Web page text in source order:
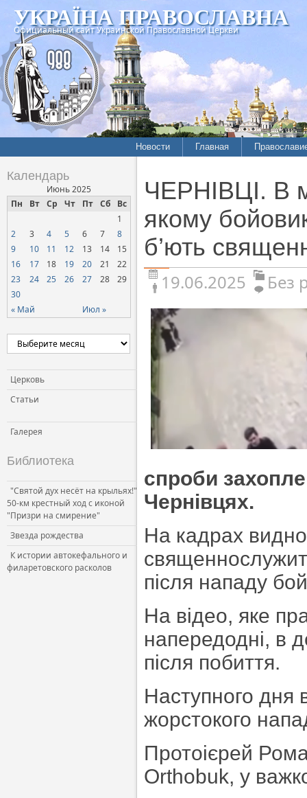
УКРАЇНА ПРАВОСЛАВНА
Официальный сайт Украинской Православной Церкви
Новости Главная
Календарь
Июнь 2025
Пн
Вт Ср Чт Пт Сб Вс
« Май Июл »
1
2
3 4 5 6 7
8
9
10 11 12 13 14
15
16
17 18 19 20 21
22
23
24 25 26 27 28
29
30
Церковь
Статьи
Галерея
Библиотека
"Святой дух несёт на крыльях!"
50-км крестный ход с иконой
"Призри на смирение"
Звезда рождества
К истории автокефального и
филаретовского расколов
ЧЕРНІВЦІ. В
якому
б’ють
19.06.2025 Без
спроби
Чернівцях.
На кадрах
після нападу
На відео, яке
напередодні, в
після побиття.
Наступного дня
жорстокого
Протоієрей
Orthobuk, у